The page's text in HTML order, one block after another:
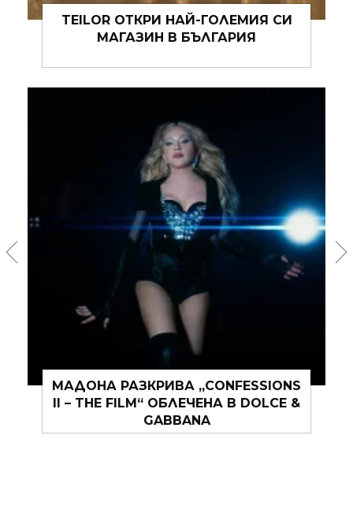
БЪЛГАРСКИЯТ ПАВИЛИОН НА
ВЕНЕЦИАНСКОТО БИЕНАЛЕ ЩЕ
IDEAMODA 2026 ОТЛИЧИ НОВОТО
ПОКОЛЕНИЕ МЛАДИ МОДНИ
ДИЗАЙНЕРИ